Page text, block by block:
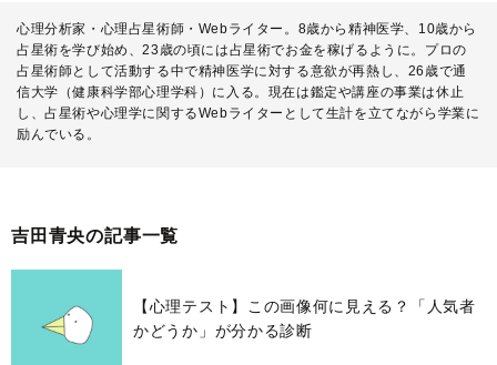
心理分析家・心理占星術師・Webライター。8歳から精神医学、10歳から
占星術を学び始め、23歳の頃には占星術でお金を稼げるように。プロの
占星術師として活動する中で精神医学に対する意欲が再熱し、26歳で通
信大学（健康科学部心理学科）に入る。現在は鑑定や講座の事業は休止
し、占星術や心理学に関するWebライターとして生計を立てながら学業に
励んでいる。
吉田青央の記事一覧
【心理テスト】この画像何に見える？「人気者
かどうか」が分かる診断